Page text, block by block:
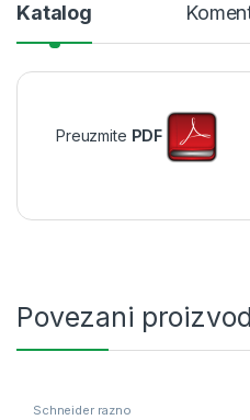
Katalog
Preuzmite PDF
Povezani
Schneider razno